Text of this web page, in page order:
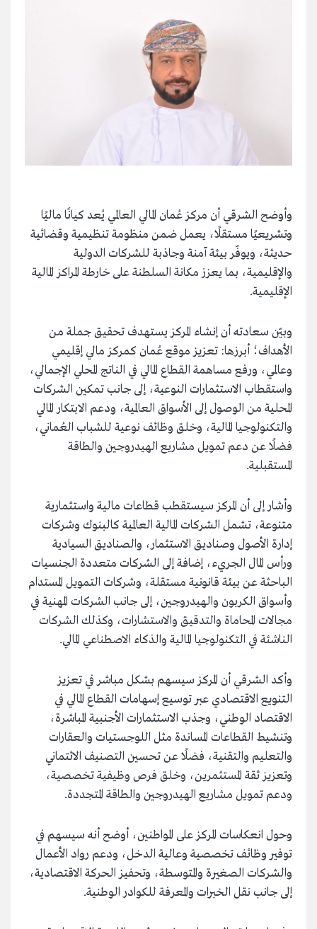
وأوضح الشرقي أن مركز عُمان المالي العالمي يُعد كيانًا ماليًا
وتشريعيًا مستقلًا، يعمل ضمن منظومة تنظيمية وقضائية
حديثة، ويوفّر بيئة آمنة وجاذبة للشركات الدولية
والإقليمية، بما يعزز مكانة السلطنة على خارطة المراكز المالية
الإقليمية.
وبيّن سعادته أن إنشاء المركز يستهدف تحقيق جملة من
الأهداف؛ أبرزها: تعزيز موقع عُمان كمركز مالي إقليمي
وعالمي، ورفع مساهمة القطاع المالي في الناتج المحلي الإجمالي،
واستقطاب الاستثمارات النوعية، إلى جانب تمكين الشركات
المحلية من الوصول إلى الأسواق العالمية، ودعم الابتكار المالي
والتكنولوجيا المالية، وخلق وظائف نوعية للشباب العُماني،
فضلًا عن دعم تمويل مشاريع الهيدروجين والطاقة
المستقبلية.
وأشار إلى أن المركز سيستقطب قطاعات مالية واستثمارية
متنوعة، تشمل الشركات المالية العالمية كالبنوك وشركات
إدارة الأصول وصناديق الاستثمار، والصناديق السيادية
ورأس المال الجريء، إضافة إلى الشركات متعددة الجنسيات
الباحثة عن بيئة قانونية مستقلة، وشركات التمويل المستدام
وأسواق الكربون والهيدروجين، إلى جانب الشركات المهنية في
مجالات المحاماة والتدقيق والاستشارات، وكذلك الشركات
الناشئة في التكنولوجيا المالية والذكاء الاصطناعي المالي.
وأكد الشرقي أن المركز سيسهم بشكل مباشر في تعزيز
التنويع الاقتصادي عبر توسيع إسهامات القطاع المالي في
الاقتصاد الوطني، وجذب الاستثمارات الأجنبية المباشرة،
وتنشيط القطاعات المساندة مثل اللوجستيات والعقارات
والتعليم والتقنية، فضلًا عن تحسين التصنيف الائتماني
وتعزيز ثقة المستثمرين، وخلق فرص وظيفية تخصصية،
ودعم تمويل مشاريع الهيدروجين والطاقة المتجددة.
وحول انعكاسات المركز على المواطنين، أوضح أنه سيسهم في
توفير وظائف تخصصية وعالية الدخل، ودعم رواد الأعمال
والشركات الصغيرة والمتوسطة، وتحفيز الحركة الاقتصادية،
إلى جانب نقل الخبرات والمعرفة للكوادر الوطنية.